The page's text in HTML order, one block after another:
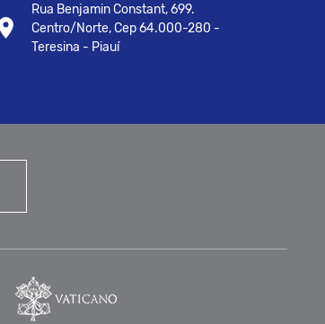
Rua Benjamin Constant, 699.
Centro/Norte, Cep 64.000-280 -
Teresina - Piauí